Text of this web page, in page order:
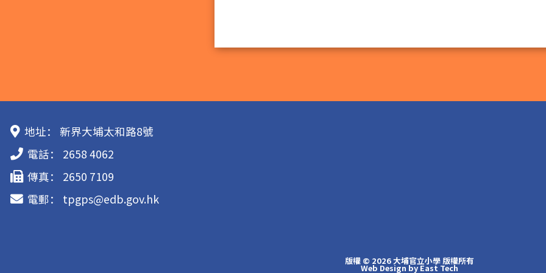
地址：
新界大埔太和路8號
電話：
2658 4062
傳真：
2650 7109
電郵：
tpgps@edb.gov.hk
版權 © 2026 大埔官立小學 版權所有
Web DesignbyEast Tech